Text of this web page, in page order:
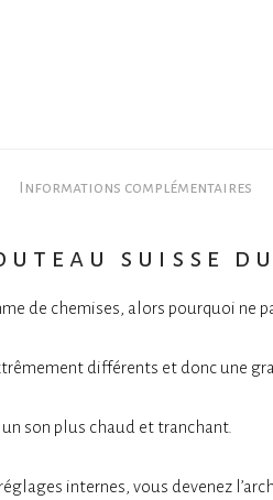
Informations complémentaires
suisse
de chemises, alors pourquoi ne
différents et donc une
un son plus chaud et tranchant.
internes, vous devenez